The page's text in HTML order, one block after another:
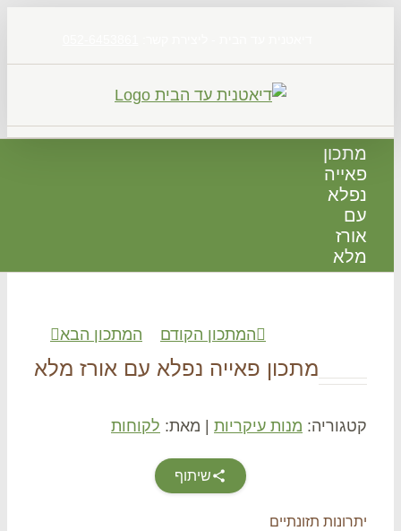
המתכון הקודם המתכון הבא
מתכון פאייה נפלא עם אורז מלא
מנות עיקריות | מאת: לקוחות
שיתוף
תזונתיים